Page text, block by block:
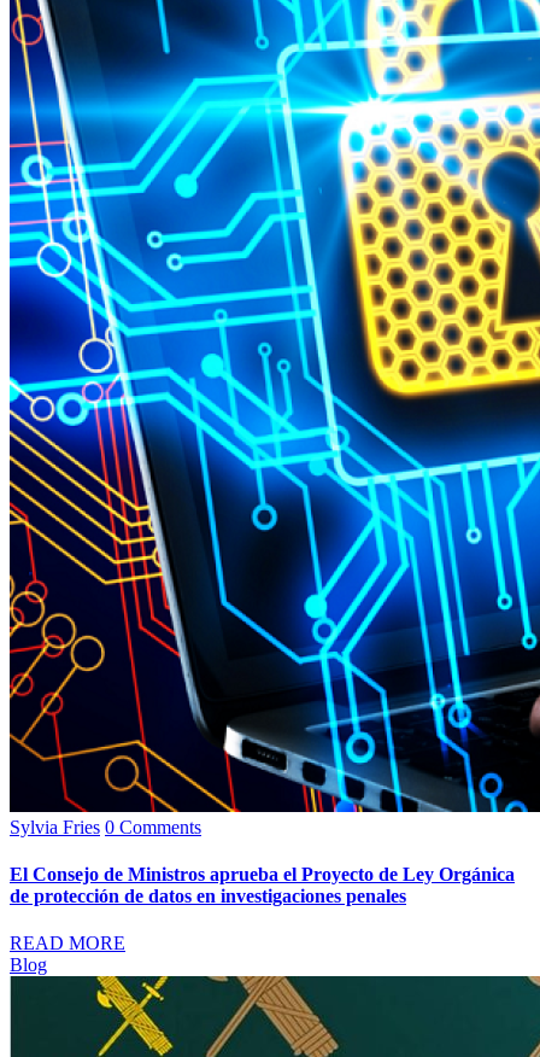
Sylvia Fries 0 Comments
El Consejo de Ministros aprueba el Proyecto de Ley Orgánica
de protección de datos en investigaciones penales
READ MORE
Blog